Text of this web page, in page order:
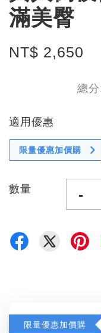
滿美臀
NT$ 2,650
總
適用優惠
限量優惠加價購
數量 -
限量優惠加價購